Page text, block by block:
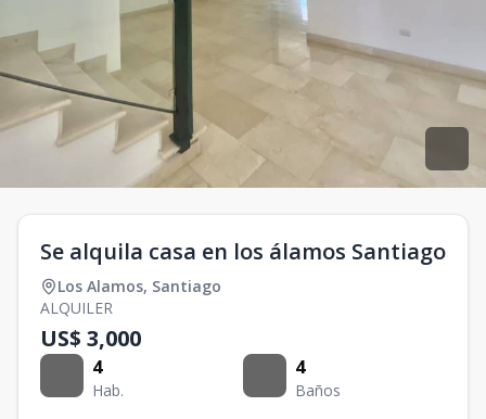
Se alquila casa en los álamos Santiago
Los Alamos, Santiago
ALQUILER
US$ 3,000
4
Hab.
4
Baños